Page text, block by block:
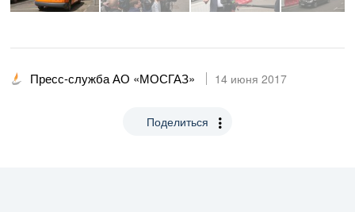
Пресс-служба АО «МОСГАЗ» 14 июня 2017
Поделиться